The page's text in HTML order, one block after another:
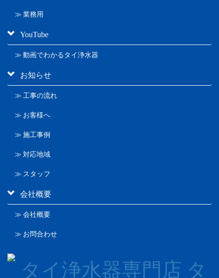
≫ 業務用
YouTube
≫ 動画でわかるタイ浄水器
お知らせ
≫ 工事の流れ
≫ お客様へ
≫ 施工事例
≫ 対応地域
≫ スタッフ
会社概要
≫ 会社概要
≫ お問合わせ